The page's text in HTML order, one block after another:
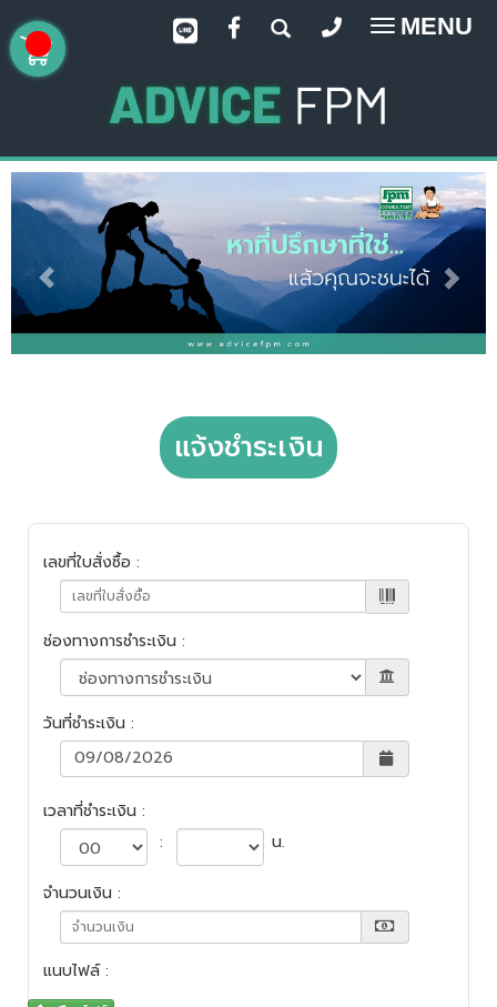
Toggle
MENU
แจ้งชำระเงิน
เลขที่ใบสั่งซื้อ :
ช่องทางการชำระเงิน :
วันที่ชำระเงิน :
09/08/2026
เวลาที่ชำระเงิน :
:
น.
จำนวนเงิน :
แนบไฟล์: